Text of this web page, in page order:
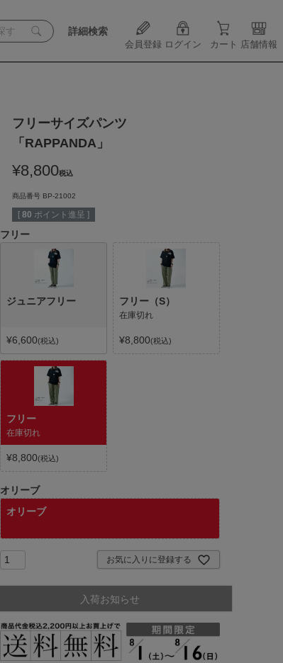
詳細検索
会員登録 ログイン カート 店舗情報
フリーサイズパンツ
「RAPPANDA」
¥8,800税込
商品番号 BP-21002
[ 80 ポイント進呈 ]
フリー
ジュニアフリー
¥6,600 税込
フリー（S）
在庫切れ
¥8,800 税込
フリー
在庫切れ
¥8,800 税込
オリーブ
オリーブ
お気に入りに登録する
入荷お知らせ